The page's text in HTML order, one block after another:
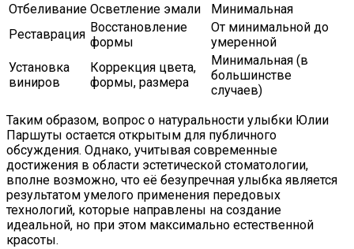
Отбеливание Осветление эмали
Минимальная
Реставрация Восстановление
формы
От минимальной до
умеренной
Установка
виниров
Коррекция цвета,
формы, размера
Минимальная (в
большинстве
случаев)
Таким образом, вопрос о натуральности улыбки Юлии
Паршуты остается открытым для публичного
обсуждения. Однако, учитывая современные
достижения в области эстетической стоматологии,
вполне возможно, что её безупречная улыбка является
результатом умелого применения передовых
технологий, которые направлены на создание
идеальной, но при этом максимально естественной
красоты.